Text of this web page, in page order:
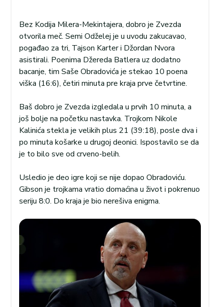
Bez Kodija Milera-Mekintajera, dobro je Zvezda
otvorila meč. Semi Odželej je u uvodu zakucavao,
pogađao za tri, Tajson Karter i Džordan Nvora
asistirali. Poenima Džereda Batlera uz dodatno
bacanje, tim Saše Obradovića je stekao 10 poena
viška (16:6), četiri minuta pre kraja prve četvrtine.
Baš dobro je Zvezda izgledala u prvih 10 minuta, a
još bolje na početku nastavka. Trojkom Nikole
Kalinića stekla je velikih plus 21 (39:18), posle dva i
po minuta košarke u drugoj deonici. Ispostavilo se da
je to bilo sve od crveno-belih.
Usledio je deo igre koji se nije dopao Obradoviću.
Gibson je trojkama vratio domaćina u život i pokrenuo
seriju 8:0. Do kraja je bio nerešiva enigma.